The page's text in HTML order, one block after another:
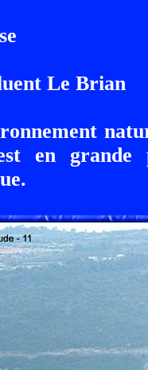
Le Brian
en grande